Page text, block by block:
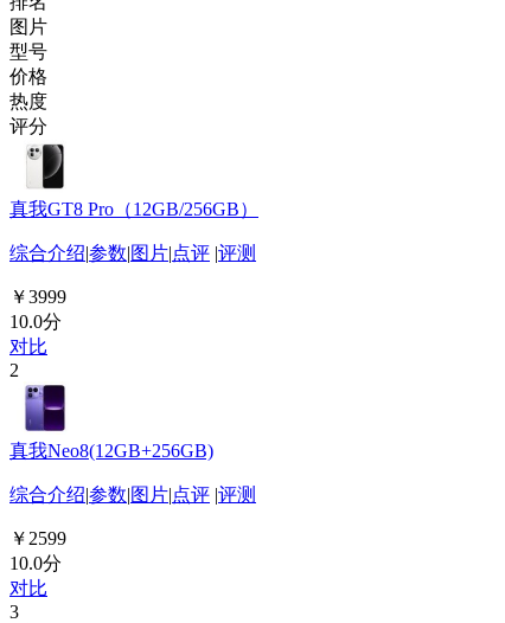
图片
型号
价格
热度
评分
真我GT8 Pro（12GB/256GB）
综合介绍|参数|图片|点评 |评测
￥3999
10.0分
对比
2
真我Neo8(12GB+256GB)
综合介绍|参数|图片|点评 |评测
￥2599
10.0分
对比
3